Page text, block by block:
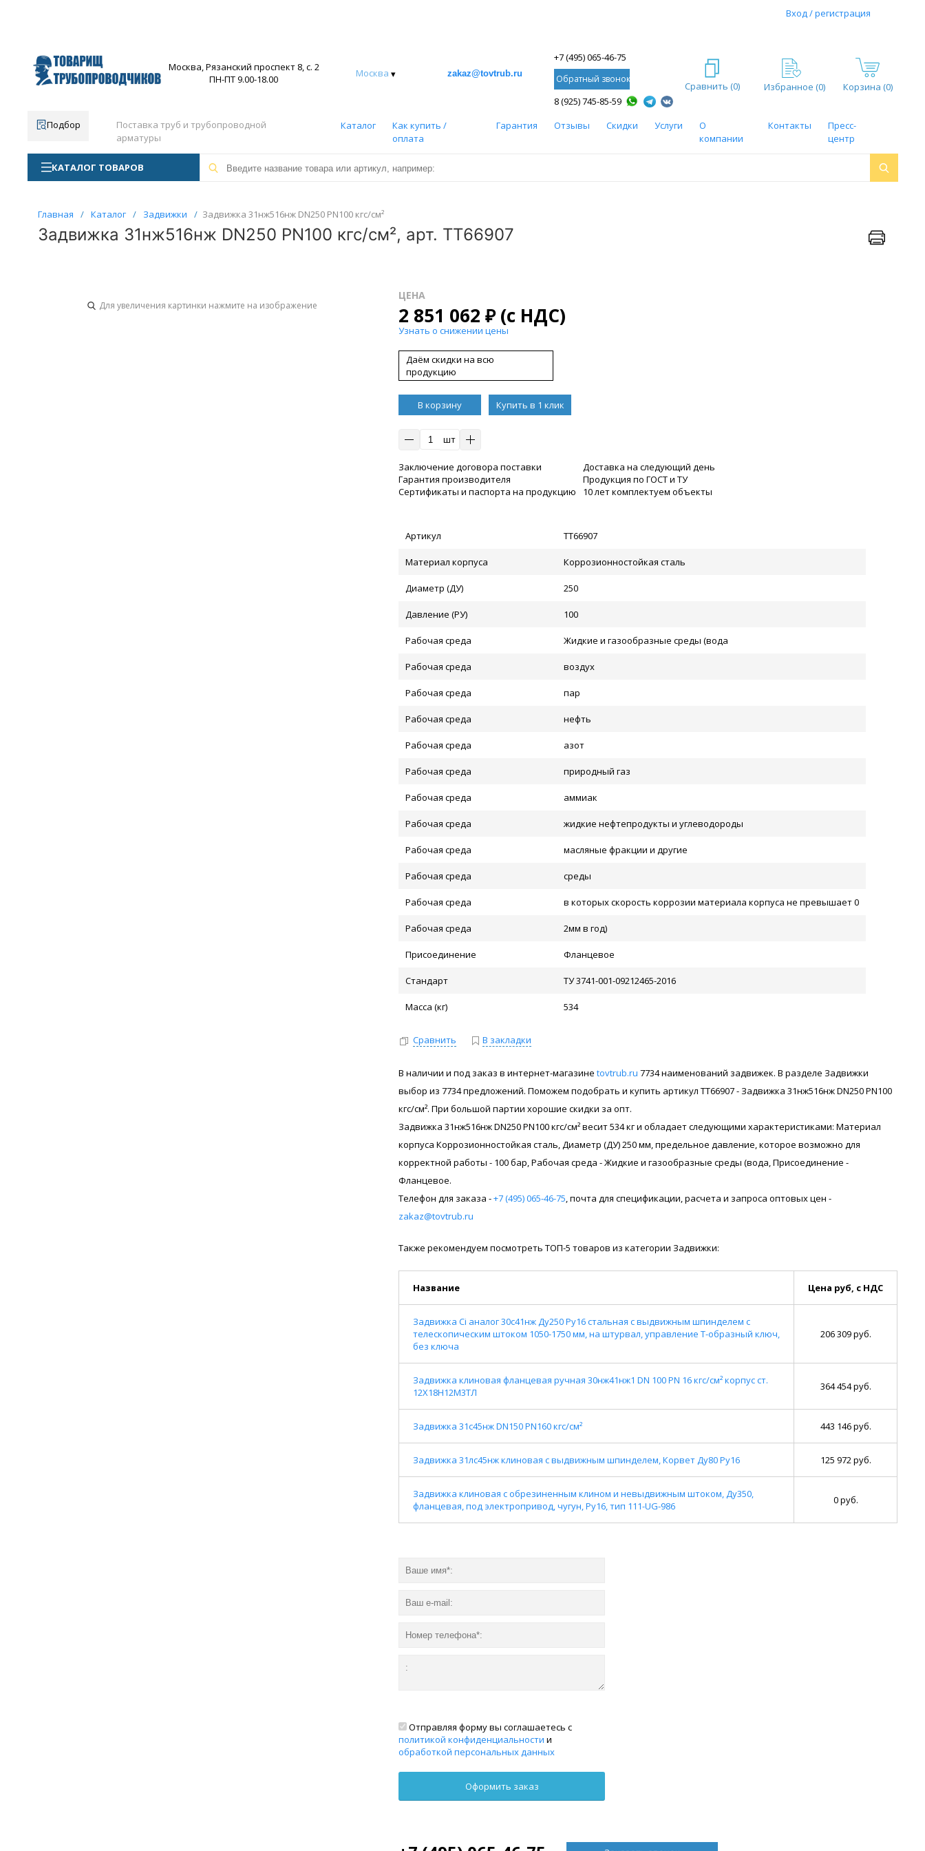
Вход / регистрация
Москва, Рязанский проспект 8, с. 2
ПН-ПТ 9.00-18.00
Москва ▾ zakaz@tovtrub.ru
+7 (495) 065-46-75
Обратный звонок
8 (925) 745-85-59
Сравнить (0) Избранное (0) Корзина (0)
Подбор
Поставка труб и трубопроводной
арматуры
Каталог
Как купить /
оплата
Гарантия Отзывы Скидки Услуги
О
компании
Контакты
Пресс-
центр
КАТАЛОГ ТОВАРОВ
Главная / Каталог / Задвижки / Задвижка 31нж516нж DN250 PN100 кгс/см²
Задвижка 31нж516нж DN250 PN100 кгс/см², арт. ТТ66907
Для увеличения картинки нажмите на изображение
ЦЕНА
2 851 062₽(с НДС)
Узнать о снижении цены
Даём скидки на всю
продукцию
В корзину Купить в 1 клик
шт
Заключение договора поставки
Гарантия производителя
Сертификаты и паспорта на продукцию
Доставка на следующий день
Продукция по ГОСТ и ТУ
10 лет комплектуем объекты
Артикул ТТ66907
Материал корпуса Коррозионностойкая сталь
Диаметр (ДУ) 250
Давление (РУ) 100
Рабочая среда Жидкие и газообразные среды (вода
Рабочая среда воздух
Рабочая среда пар
Рабочая среда нефть
Рабочая среда азот
Рабочая среда природный газ
Рабочая среда аммиак
Рабочая среда жидкие нефтепродукты и углеводороды
Рабочая среда масляные фракции и другие
Рабочая среда среды
Рабочая среда в которых скорость коррозии материала корпуса не превышает 0
Рабочая среда 2мм в год)
Присоединение Фланцевое
Стандарт ТУ 3741-001-09212465-2016
Масса (кг) 534
Сравнить В закладки
В наличии и под заказ в интернет-магазинеtovtrub.ru 7734 наименований задвижек. В разделе Задвижки
выбор из 7734 предложений. Поможем подобрать и купить артикул ТТ66907 - Задвижка 31нж516нж DN250 PN100
кгс/см². При большой партии хорошие скидки за опт.
Задвижка 31нж516нж DN250 PN100 кгс/см² весит 534 кг и обладает следующими характеристиками: Материал
корпуса Коррозионностойкая сталь, Диаметр (ДУ) 250 мм, предельное давление, которое возможно для
корректной работы - 100 бар, Рабочая среда - Жидкие и газообразные среды (вода, Присоединение -
Фланцевое.
Телефон для заказа -+7 (495) 065-46-75 , почта для спецификации, расчета и запроса оптовых цен -
zakaz@tovtrub.ru
Также рекомендуем посмотреть ТОП-5 товаров из категории Задвижки:
Название Цена руб, с НДС
Задвижка Ci аналог 30с41нж Ду250 Ру16 стальная с выдвижным шпинделем с
телескопическим штоком 1050-1750 мм, на штурвал, управление Т-образный ключ,
без ключа
206 309 руб.
Задвижка клиновая фланцевая ручная 30нж41нж1 DN 100 PN 16 кгс/см² корпус ст.
12Х18Н12М3ТЛ
364 454 руб.
Задвижка 31с45нж DN150 PN160 кгс/см² 443 146 руб.
Задвижка 31лс45нж клиновая с выдвижным шпинделем, Корвет Ду80 Ру16 125 972 руб.
Задвижка клиновая с обрезиненным клином и невыдвижным штоком, Ду350,
фланцевая, под электропривод, чугун, Ру16, тип 111-UG-986
0 руб.
Отправляя форму вы соглашаетесь с
политикой конфиденциальности и
обработкой персональных данных